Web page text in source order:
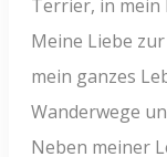
Terrier, in mein
Meine Liebe
mein ganzes
Wanderwege
Neben meiner